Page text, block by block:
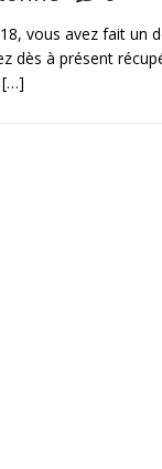
vous avez fait un
dès à présent
[…]